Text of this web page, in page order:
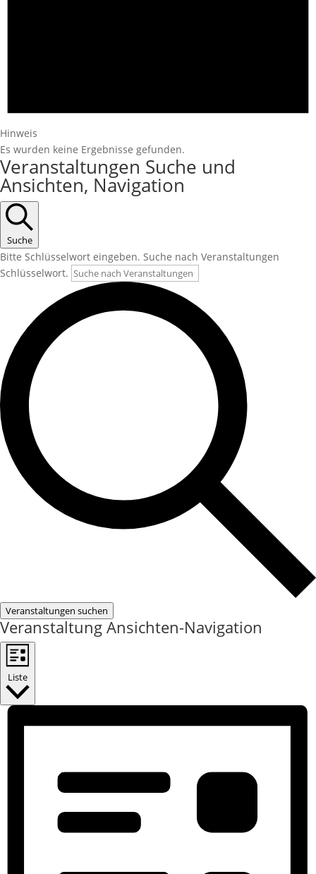
Hinweis
Es wurden keine Ergebnisse gefunden.
Veranstaltungen Suche und
Ansichten, Navigation
Suche
Bitte Schlüsselwort eingeben. Suche nach Veranstaltungen
Schlüsselwort.
Veranstaltungen suchen
Veranstaltung Ansichten-Navigation
Liste